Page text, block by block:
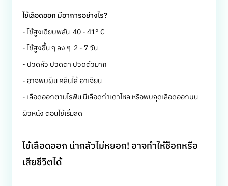
ไข้เลือดออก มีอาการอย่างไร?
- ไข้สูงเฉียบพลัน 40 - 41° C
- ไข้สูงขึ้น ๆ ลง ๆ 2 - 7 วัน
- ปวดหัว ปวดตา ปวดตัวมาก
- อาจพบผื่น คลื่นไส้ อาเจียน
- เลือดออกตามไรฟัน มีเลือดกำเดาไหล หรือพบจุดเลือดออกบน
ผิวหนัง ตอนไข้เริ่มลด
ไข้เลือดออก น่ากลัวไม่หยอก! อาจทำให้ช็อกหรือ
เสียชีวิตได้